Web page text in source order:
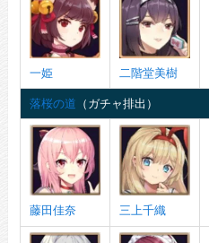
一姫 二階堂美樹
落桜の道 （ガチャ排出）
藤田佳奈 三上千織